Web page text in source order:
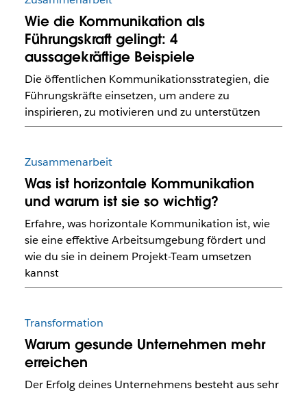
Wie die Kommunikation als
Führungskraft gelingt: 4
aussagekräftige Beispiele
Die öffentlichen Kommunikationsstrategien, die
Führungskräfte einsetzen, um andere zu
inspirieren, zu motivieren und zu unterstützen
Zusammenarbeit
Was ist horizontale Kommunikation
und warum ist sie so wichtig?
Erfahre, was horizontale Kommunikation ist, wie
sie eine effektive Arbeitsumgebung fördert und
wie du sie in deinem Projekt-Team umsetzen
kannst
Transformation
Warum gesunde Unternehmen mehr
erreichen
Der Erfolg deines Unternehmens besteht aus sehr